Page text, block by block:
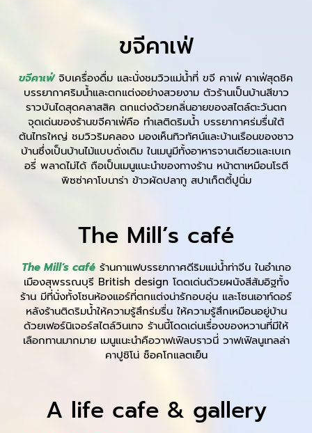
ขจีคาเฟ่
ขจีคาเฟ่ จิบเครื่องดื่ม และนั่งชมวิวแม่น้ำที่ ขจี คาเฟ่ คาเฟ่สุดชิค
บรรยากาศริมน้ำและตกแต่งอย่างสวยงาม ตัวร้านเป็นบ้านสีขาว
ราวบันไดสุดคลาสสิค ตกแต่งด้วยกลิ่นอายของสไตล์ตะวันตก
จุดเด่นของร้านขจีคาเฟ่คือ ทำเลติดริมน้ำ บรรยากาศร่มรื่นใต้
ต้นไทรใหญ่ ชมวิวริมคลอง มองเห็นทิวทัศน์และบ้านเรือนของชาว
บ้านซึ่งเป็นบ้านไม้แบบดั่งเดิม ในเมนูมีทั้งอาหารจานเดียวและเบเก
อรี่ พลาดไม่ได้ ถือเป็นเมนูแนะนำของทางร้าน หน้าตาเหมือนโรตี
พิซซ่าคาโบนาร่า ข้าวผัดปลาทู สปาเก็ตตี้ปูนิ่ม
The Mill’s café
The Mill’s café ร้านกาแฟบรรยากาศดีริมแม่น้ำท่าจีน ในอำเภอ
เมืองสุพรรณบุรี British design โดดเด่นด้วยผนังสีส้มอิฐทั้ง
ร้าน มีที่นั่งทั้งโซนห้องแอร์ที่ตกแต่งน่ารักอบอุ่น และโซนเอาท์ดอร์
หลังร้านติดริมน้ำให้ความรู้สึกร่มรื่น ให้ความรู้สึกเหมือนอยู่บ้าน
ด้วยเฟอร์นิเจอร์สไตล์วินเทจ ร้านนี้โดดเด่นเรื่องของหวานที่มีให้
เลือกทานมากมาย เมนูแนะนำคือวาฟเฟิลบราวนี่ วาฟเฟิลนูเทลล่า
คาปูชิโน่ ช็อคโกแลตเย็น
A life cafe & gallery